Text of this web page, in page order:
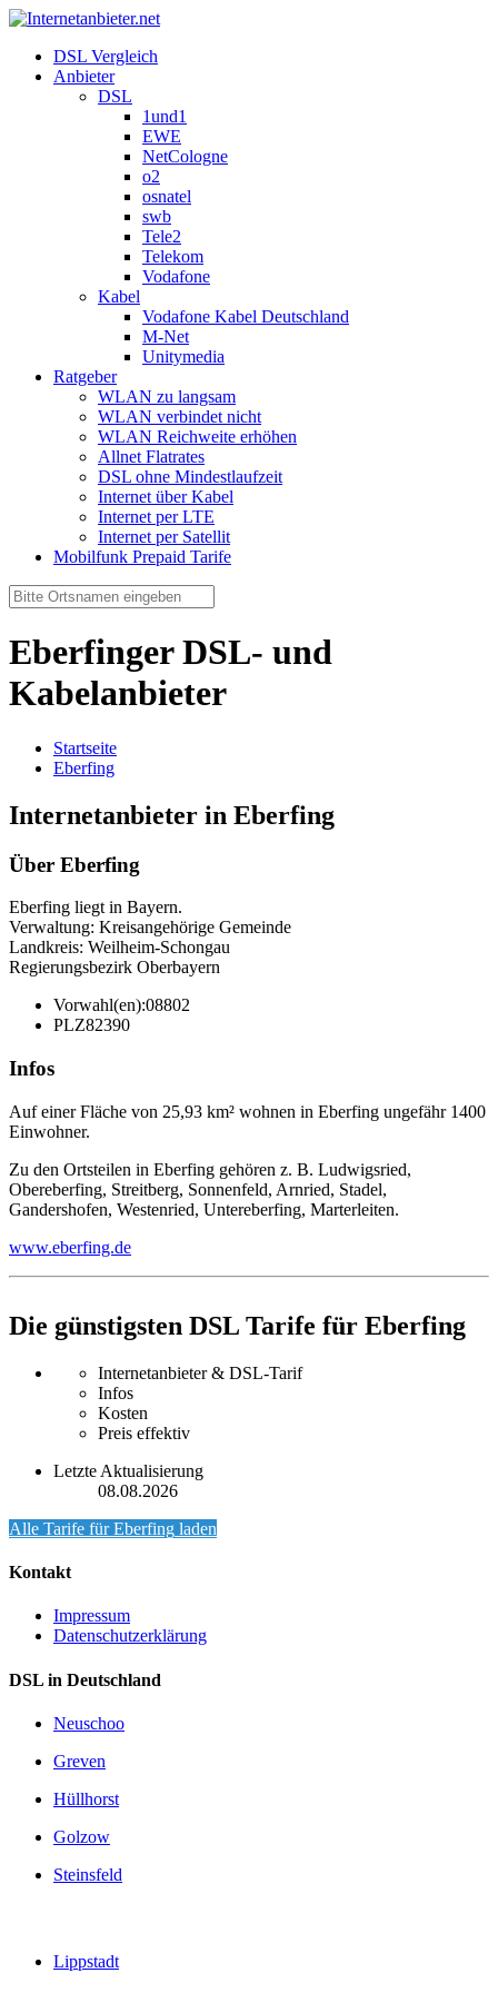
DSL Vergleich
Anbieter
DSL
1und1
EWE
NetCologne
o2
osnatel
swb
Tele2
Telekom
Vodafone
Kabel
Vodafone Kabel Deutschland
M-Net
Unitymedia
Ratgeber
WLAN zu langsam
WLAN verbindet nicht
WLAN Reichweite erhöhen
Allnet Flatrates
DSL ohne Mindestlaufzeit
Internet über Kabel
Internet per LTE
Internet per Satellit
Mobilfunk Prepaid Tarife
Eberfinger DSL- und
Kabelanbieter
Startseite
Eberfing
Internetanbieter in Eberfing
Über Eberfing
Eberfing liegt in Bayern.
Verwaltung: Kreisangehörige Gemeinde
Landkreis: Weilheim-Schongau
Regierungsbezirk Oberbayern
Vorwahl(en):08802
PLZ82390
Infos
Auf einer Fläche von 25,93 km² wohnen in Eberfing ungefähr 1400
Einwohner.
Zu den Ortsteilen in Eberfing gehören z. B. Ludwigsried,
Obereberfing, Streitberg, Sonnenfeld, Arnried, Stadel,
Gandershofen, Westenried, Untereberfing, Marterleiten.
www.eberfing.de
Die günstigsten DSL Tarife für Eberfing
Internetanbieter & DSL-Tarif
Infos
Kosten
Preis effektiv
Letzte Aktualisierung
08.08.2026
Alle Tarife fürEberfing laden
Kontakt
Impressum
Datenschutzerklärung
DSL in Deutschland
Neuschoo
Greven
Hüllhorst
Golzow
Steinsfeld
Lippstadt